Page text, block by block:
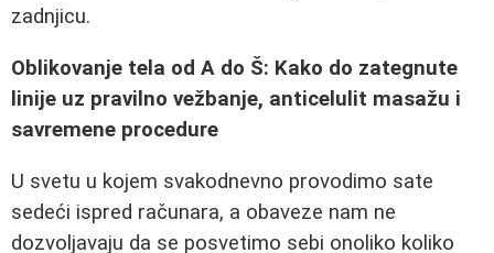
zadnjicu.
Oblikovanje tela od A do Š: Kako do zategnute
linije uz pravilno vežbanje, anticelulit masažu i
savremene procedure
U svetu u kojem svakodnevno provodimo sate
sedeći ispred računara, a obaveze nam ne
dozvoljavaju da se posvetimo sebi onoliko koliko